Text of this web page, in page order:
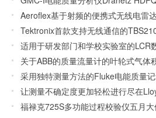
Aeroflex基于射频的便携式无线电雷
仪ALT-8000
Tektronix首款支持无线通信的
适用于研发部门和学校实验室的LCR
关于ABB的质量流量计的叶轮式气体
采用独特测量方法的Fluke电能质量
让测量不确定度更加轻松进行尽在
福禄克725S多功能过程校验仪五月